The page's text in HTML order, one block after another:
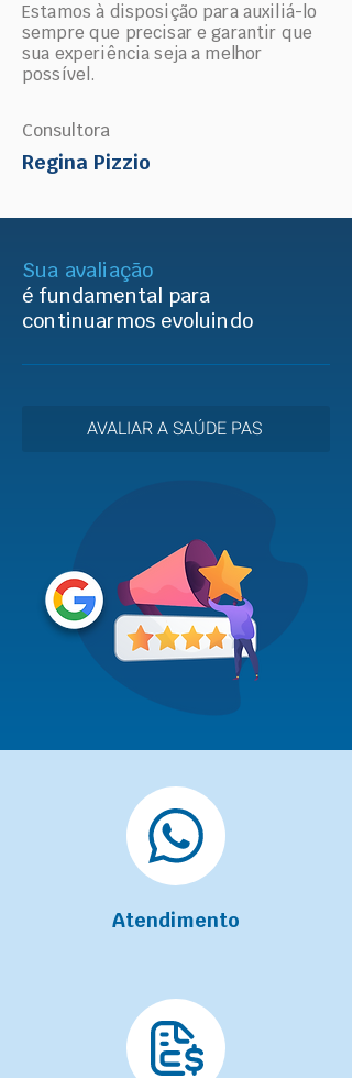
Estamos à disposição para auxiliá-lo
sempre que precisar e garantir que
sua experiência seja a melhor
possível.
Consultora
Regina Pizzio
Sua avaliação
é fundamental para
continuarmos evoluindo
AVALIAR A SAÚDE PAS
Atendimento